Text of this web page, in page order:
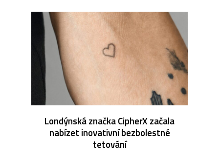
Londýnská značka CipherX začala
nabízet inovativní bezbolestné
tetování